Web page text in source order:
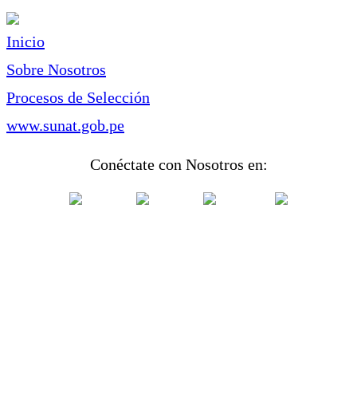
Inicio
Sobre Nosotros
Procesos de Selección
www.sunat.gob.pe
Conéctate con Nosotros en: